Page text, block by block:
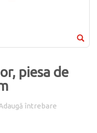
piesa de
întrebare